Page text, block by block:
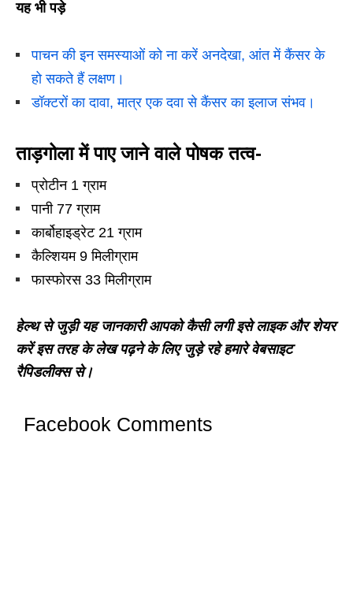
यह भी पड़े
पाचन की इन समस्याओं को ना करें अनदेखा, आंत में कैंसर के
हो सकते हैं लक्षण।
डॉक्टरों का दावा, मात्र एक दवा से कैंसर का इलाज संभव।
ताड़गोला में पाए जाने वाले पोषक तत्व-
प्रोटीन 1 ग्राम
पानी 77 ग्राम
कार्बोहाइड्रेट 21 ग्राम
कैल्शियम 9 मिलीग्राम
फास्फोरस 33 मिलीग्राम
हेल्थ से जुड़ी यह जानकारी आपको कैसी लगी इसे लाइक और शेयर
करें इस तरह के लेख पढ़ने के लिए जुड़े रहे हमारे वेबसाइट
रैपिडलीक्स से।
Facebook Comments